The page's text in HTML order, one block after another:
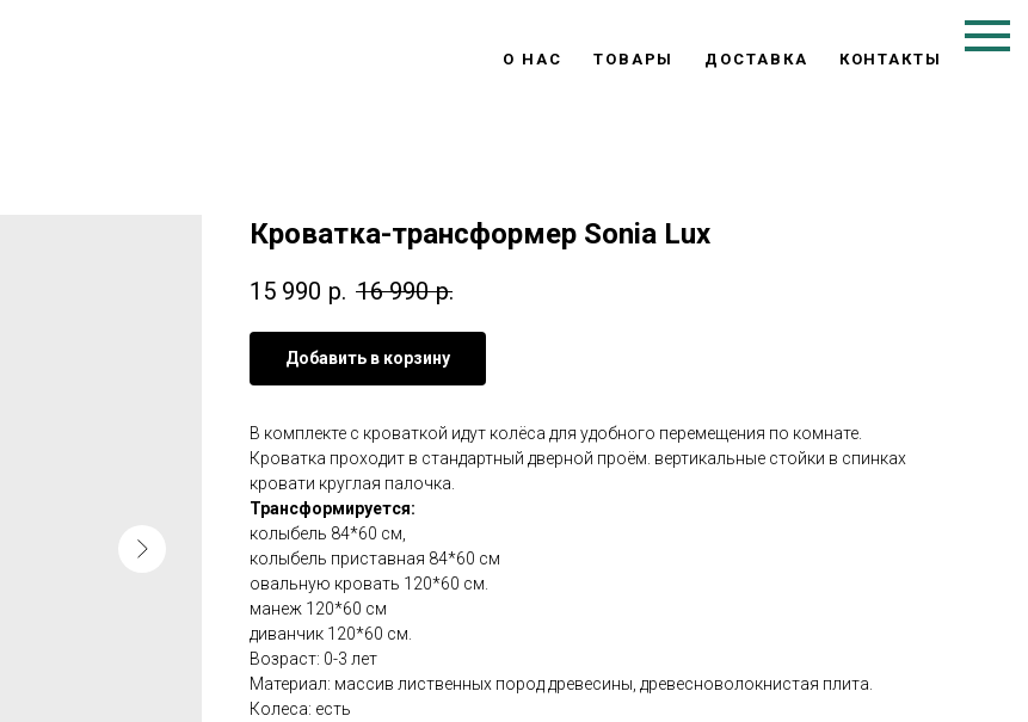
О НАС ТОВАРЫ ДОСТАВКА КОНТАКТЫ
Кроватка-трансформер Sonia Lux
15 990 р. 16 990 р.
Добавить в корзину
В комплекте с кроваткой идут колёса для удобного перемещения по комнате.
Кроватка проходит в стандартный дверной проём. вертикальные стойки в спинках
кровати круглая палочка.
Трансформируется:
колыбель 84*60 см,
колыбель приставная 84*60 см
овальную кровать 120*60 см.
манеж 120*60 см
диванчик 120*60 см.
Возраст: 0-3 лет
Материал: массив лиственных пород древесины, древесноволокнистая плита.
Колеса: есть